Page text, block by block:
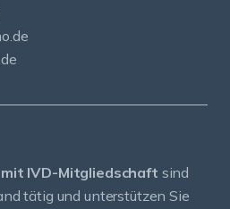
IVD-Mitgliedschaft sind
tätig und unterstützen Sie